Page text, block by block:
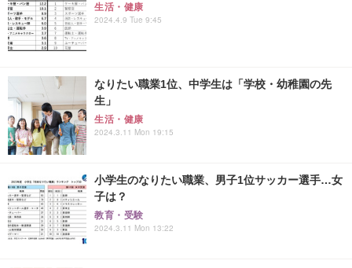
生活・健康
2024.4.9 Tue 9:45
なりたい職業1位、中学生は「学校・幼稚園の先
生」
生活・健康
2024.3.11 Mon 19:15
小学生のなりたい職業、男子1位サッカー選手…女
子は？
教育・受験
2024.3.11 Mon 13:22